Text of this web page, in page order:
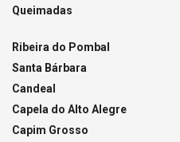
Queimadas
Ribeira do Pombal
Santa Bárbara
Candeal
Capela do Alto Alegre
Capim Grosso